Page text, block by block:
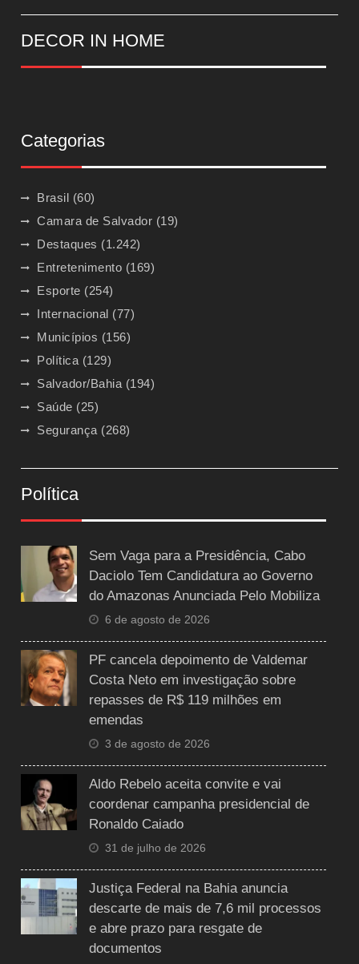
DECOR IN HOME
Categorias
Brasil (60)
Camara de Salvador (19)
Destaques (1.242)
Entretenimento (169)
Esporte (254)
Internacional (77)
Municípios (156)
Política (129)
Salvador/Bahia (194)
Saúde (25)
Segurança (268)
Política
Sem Vaga para a Presidência, Cabo
Daciolo Tem Candidatura ao Governo
do Amazonas Anunciada Pelo Mobiliza
6 de agosto de 2026
PF cancela depoimento de Valdemar
Costa Neto em investigação sobre
repasses de R$ 119 milhões em
emendas
3 de agosto de 2026
Aldo Rebelo aceita convite e vai
coordenar campanha presidencial de
Ronaldo Caiado
31 de julho de 2026
Justiça Federal na Bahia anuncia
descarte de mais de 7,6 mil processos
e abre prazo para resgate de
documentos